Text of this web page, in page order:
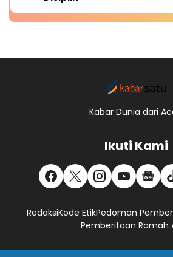
Kabar Dunia dari
Ikuti Kami
RedaksiKode EtikPedoman
Pemberitaan Ramah